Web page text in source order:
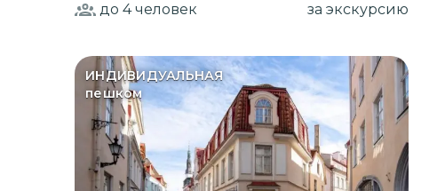
до 4человек за экскурсию
ИНДИВИДУАЛЬНАЯ
пешком